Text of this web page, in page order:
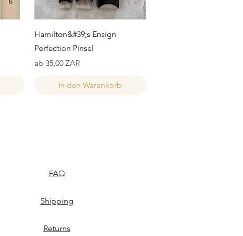
Schnellansicht
Hamilton&#39;s Ensign
Perfection Pinsel
ab 35,00 ZAR
Sale-Preis
In den Warenkorb
FAQ
Shipping
Returns